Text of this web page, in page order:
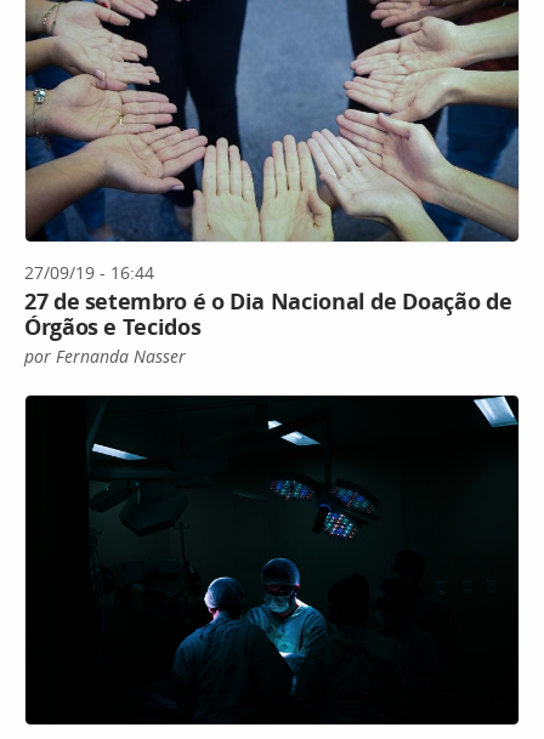
27/09/19 - 16:44
27 de setembro é o Dia Nacional de Doação de
Órgãos e Tecidos
por Fernanda Nasser